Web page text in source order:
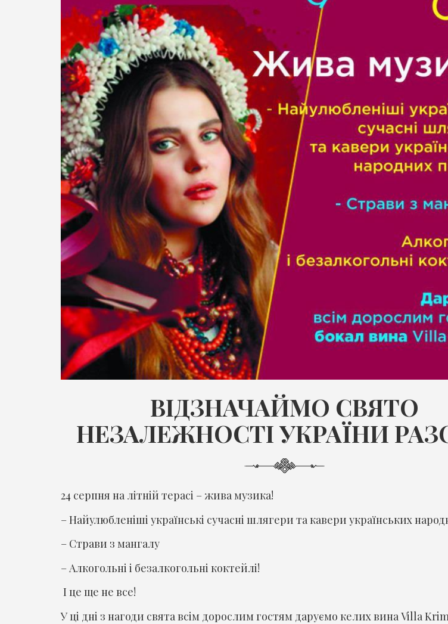
ВІДЗНАЧАЙМО СВЯТО
НЕЗАЛЕЖНОСТІ УКРАЇНИ
24 серпня на літній терасі – жива музика!
– Найулюбленіші українські сучасні шлягери та кавери українських
– Страви з мангалу
– Алкогольні і безалкогольні коктейлі!
І це ще не все!
У ці дні з нагоди свята всім дорослим гостям даруємо келих вина Villa